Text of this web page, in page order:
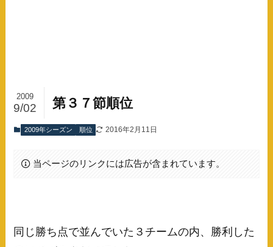
第３７節順位
2009
9/02
2009年シーズン 順位 2016年2月11日
当ページのリンクには広告が含まれています。
同じ勝ち点で並んでいた３チームの内、勝利した